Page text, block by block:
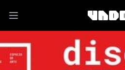
Open main menu